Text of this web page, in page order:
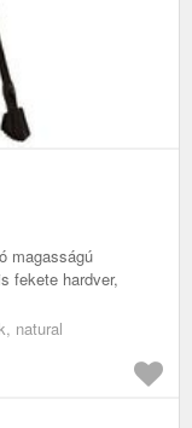
magasságú
fekete hardver,
natural